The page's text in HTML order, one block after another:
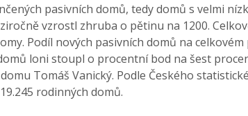
pasivních domů, tedy domů s velmi
vzrostl zhruba o pětinu na 1200.
Podíl nových pasivních domů na
loni stoupl o procentní bod na šest
Tomáš Vanický. Podle Českého
rodinných domů.